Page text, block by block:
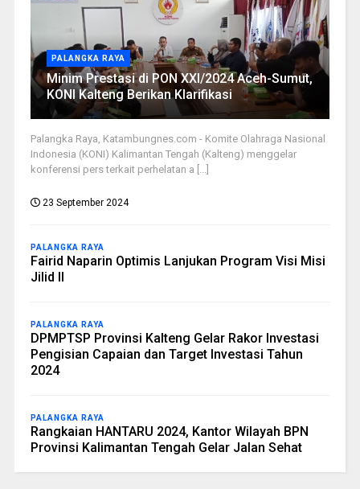
PALANGKA RAYA
Minim Prestasi di PON XXI/2024 Aceh-Sumut,
KONI Kalteng Berikan Klarifikasi
Palangka Raya, Katambungnes.com - Komite Olahraga Nasional
Indonesia (KONI) Kalimantan Tengah (Kalteng) menggelar
konferensi pers terkait perhelatan a [...]
23 September 2024
PALANGKA RAYA
Fairid Naparin Optimis Lanjukan Program Visi Misi
Jilid II
PALANGKA RAYA
DPMPTSP Provinsi Kalteng Gelar Rakor Investasi
Pengisian Capaian dan Target Investasi Tahun
2024
PALANGKA RAYA
Rangkaian HANTARU 2024, Kantor Wilayah BPN
Provinsi Kalimantan Tengah Gelar Jalan Sehat